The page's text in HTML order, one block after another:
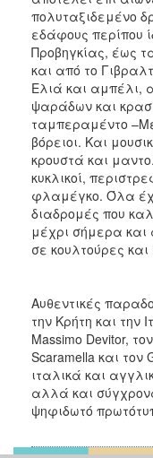
πολυταξιδεμένο
εδάφους περίπου
Προβηγκίας, έως
και από το
Ελιά και αμπέλι,
ψαράδων και
ταμπεραμέντο
βόρειοι. Και
κρουστά και
κυκλικοί,
φλαμέγκο. Όλα
διαδρομές που
μέχρι σήμερα
σε κουλτούρες
Αυθεντικές
την Κρήτη και την
Massimo Devitor,
Scaramella και
ιταλικά και
αλλά και
ψηφιδωτό